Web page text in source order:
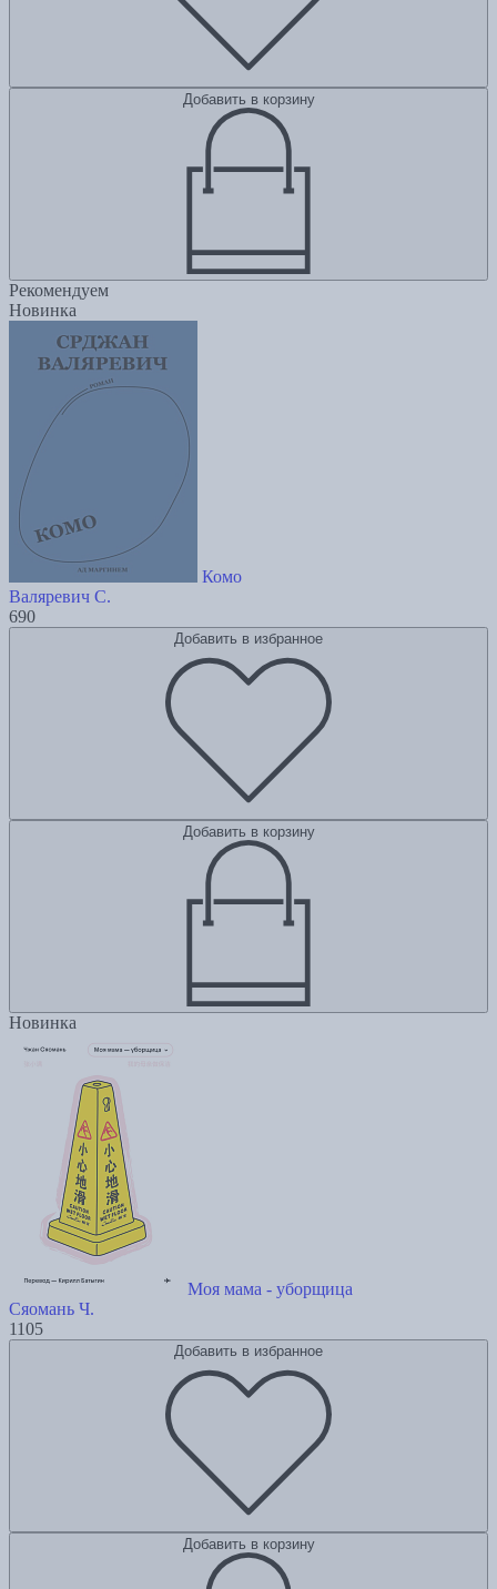
Добавить в корзину
Рекомендуем
Новинка
Комо
Валяревич С.
690
Добавить в избранное
Добавить в корзину
Новинка
Моя мама - уборщица
Сяомань Ч.
1105
Добавить в избранное
Добавить в корзину